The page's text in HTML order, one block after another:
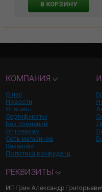
В КОРЗИНУ
КОМПАНИЯ
О нас
Новости
Отзывы
Сертификаты
Без сомнений!
Оптовикам
Сеть магазинов
Вакансии
Политика конфиденц.
РЕКВИЗИТЫ
ИП Грин Александр